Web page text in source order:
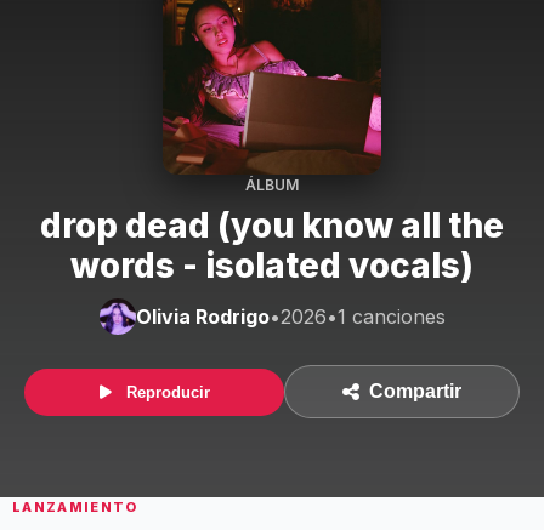
ÁLBUM
drop dead (you know all the
words - isolated vocals)
Olivia Rodrigo•2026•1 canciones
Reproducir Compartir
LANZAMIENTO